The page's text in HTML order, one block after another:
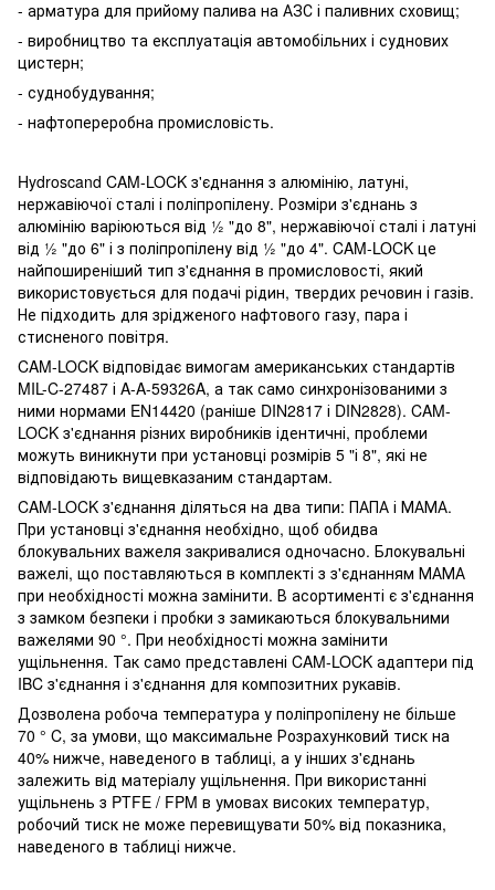
- арматура для прийому палива на АЗС і паливних сховищ;
- виробництво та експлуатація автомобільних і суднових
цистерн;
- суднобудування;
- нафтопереробна промисловість.
Hydroscand CAM-LOCK з'єднання з алюмінію, латуні,
нержавіючої сталі і поліпропілену. Розміри з'єднань з
алюмінію варіюються від ½ "до 8", нержавіючої сталі і латуні
від ½ "до 6" і з поліпропілену від ½ "до 4". CAM-LOCK це
найпоширеніший тип з'єднання в промисловості, який
використовується для подачі рідин, твердих речовин і газів.
Не підходить для зрідженого нафтового газу, пара і
стисненого повітря.
CAM-LOCK відповідає вимогам американських стандартів
MIL-C-27487 і A-A-59326A, а так само синхронізованими з
ними нормами EN14420 (раніше DIN2817 і DIN2828). CAM-
LOCK з'єднання різних виробників ідентичні, проблеми
можуть виникнути при установці розмірів 5 "і 8", які не
відповідають вищевказаним стандартам.
CAM-LOCK з'єднання діляться на два типи: ПАПА і МАМА.
При установці з'єднання необхідно, щоб обидва
блокувальних важеля закривалися одночасно. Блокувальні
важелі, що поставляються в комплекті з з'єднанням МАМА
при необхідності можна замінити. В асортименті є з'єднання
з замком безпеки і пробки з замикаються блокувальними
важелями 90 °. При необхідності можна замінити
ущільнення. Так само представлені CAM-LOCK адаптери під
IBC з'єднання і з'єднання для композитних рукавів.
Дозволена робоча температура у поліпропілену не більше
70 ° C, за умови, що максимальне Розрахунковий тиск на
40% нижче, наведеного в таблиці, а у інших з'єднань
залежить від матеріалу ущільнення. При використанні
ущільнень з PTFE / FPM в умовах високих температур,
робочий тиск не може перевищувати 50% від показника,
наведеного в таблиці нижче.